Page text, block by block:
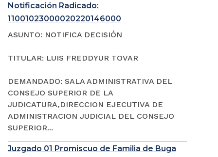
Notificación Radicado:
11001023000020220146000
ASUNTO: NOTIFICA DECISIÓN
TITULAR: LUIS FREDDYUR TOVAR
DEMANDADO: SALA ADMINISTRATIVA DEL
CONSEJO SUPERIOR DE LA
JUDICATURA,DIRECCION EJECUTIVA DE
ADMINISTRACION JUDICIAL DEL CONSEJO
SUPERIOR...
Juzgado 01 Promiscuo de Familia de Buga